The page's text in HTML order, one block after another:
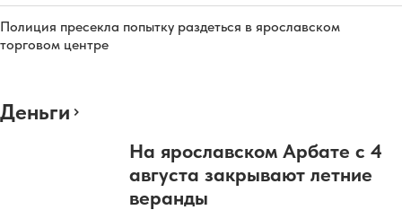
Полиция пресекла попытку раздеться в ярославском
торговом центре
Деньги
На ярославском Арбате с 4
августа закрывают летние
веранды